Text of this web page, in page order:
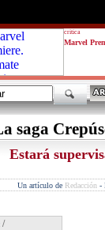
critica
Marvel
saga
Estará
Un artículo de Redacción -
/